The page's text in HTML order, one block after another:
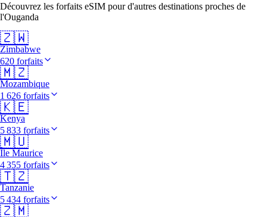
Découvrez les forfaits eSIM pour d'autres destinations proches de
l'Ouganda
🇿🇼
Zimbabwe
620 forfaits
🇲🇿
Mozambique
1 626 forfaits
🇰🇪
Kenya
5 833 forfaits
🇲🇺
Île Maurice
4 355 forfaits
🇹🇿
Tanzanie
5 434 forfaits
🇿🇲